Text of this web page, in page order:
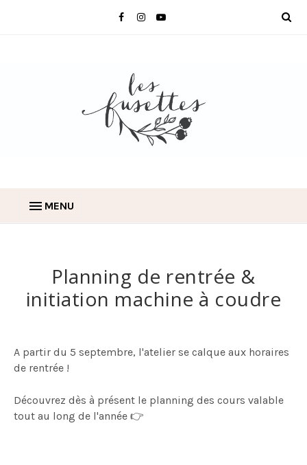
MENU
Planning de rentrée &
initiation machine à coudre
A partir du 5 septembre, l'atelier se calque aux horaires
de rentrée !
Découvrez dès à présent le planning des cours valable
tout au long de l'année 👉